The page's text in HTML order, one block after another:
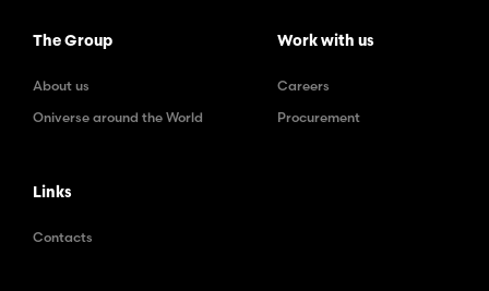
The Group
About us
Oniverse around the World
Work with us
Careers
Procurement
Links
Contacts